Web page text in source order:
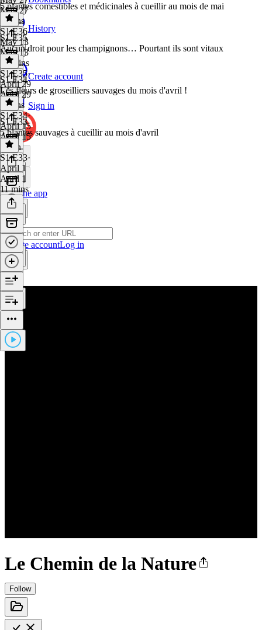
History
Create account
Sign in
Get the app
Create accountLog in
Le Chemin de la Nature
Follow
May 27
3 mins
5 plantes comestibles et médicinales à cueillir au mois de mai
S1 E36·
May 13
May 13
13 mins
S1 E35
Aucun droit pour les champignons… Pourtant ils sont vitaux
S1 E35·
April 29
April 29
5 mins
S1 E34
Les fleurs de groseilliers sauvages du mois d'avril !
S1 E34·
April 15
April 15
1 min
S1 E33
5 plantes sauvages à cueillir au mois d'avril
S1 E33·
April 1
April 1
11 mins